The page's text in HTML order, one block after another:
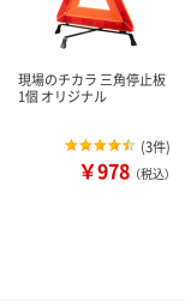
現場のチカラ 三角停止板
1個 オリジナル
(3件)
￥978 （税込）